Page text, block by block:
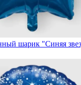
шарик "Синяя